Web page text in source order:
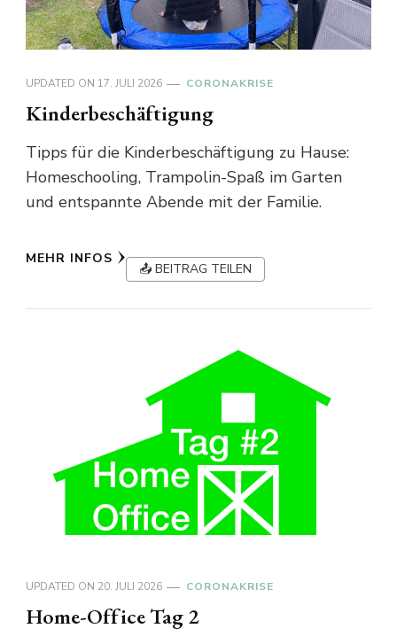
UPDATED ON 17. JULI 2026 CORONAKRISE
Kinderbeschäftigung
Tipps für die Kinderbeschäftigung zu Hause:
Homeschooling, Trampolin-Spaß im Garten
und entspannte Abende mit der Familie.
MEHR INFOS
📤 BEITRAG TEILEN
UPDATED ON 20. JULI 2026 CORONAKRISE
Home-Office Tag 2